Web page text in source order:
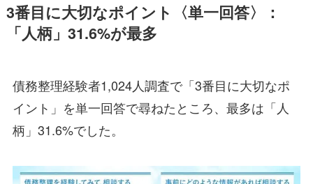
3番目に大切なポイント〈単一回答〉：
「人柄」31.6%が最多
債務整理経験者1,024人調査で「3番目に大切なポ
イント」を単一回答で尋ねたところ、最多は「人
柄」31.6%でした。